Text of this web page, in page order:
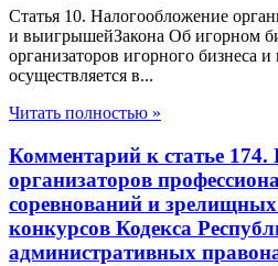
Статья 10. Налогообложение
и выигрышейЗакона Об игорном
организаторов игорного бизнеса
осуществляется в...
Читать полностью »
Комментарий к статье
организаторов
соревнований и
конкурсов Кодекса
административных